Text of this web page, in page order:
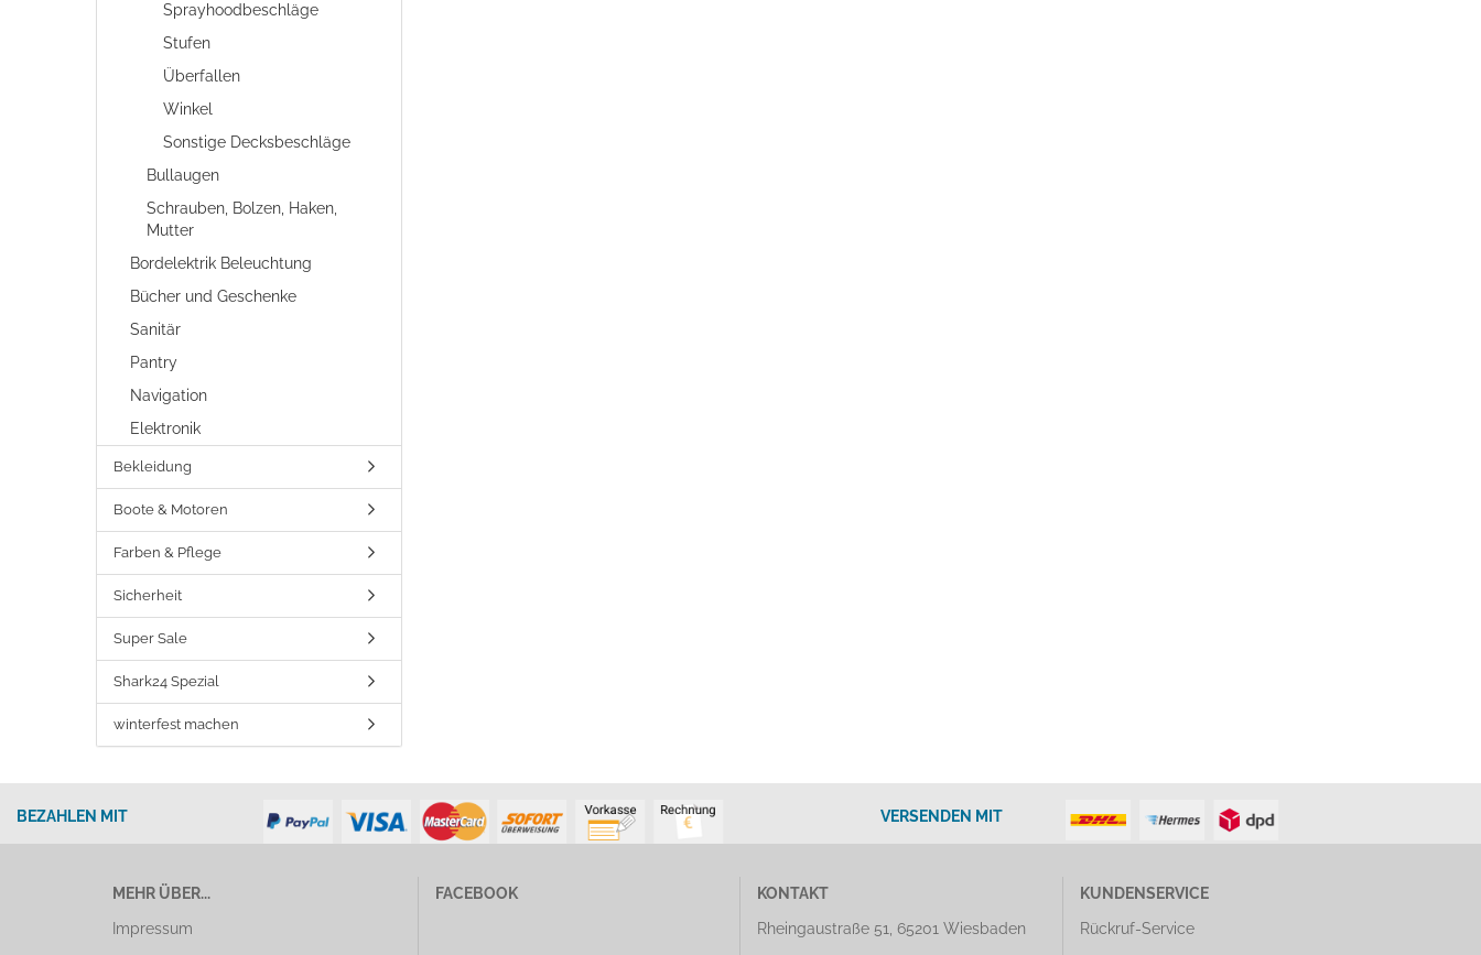
Sprayhoodbeschläge
Stufen
Überfallen
Winkel
Sonstige Decksbeschläge
Bullaugen
Schrauben, Bolzen, Haken,
Mutter
Bordelektrik Beleuchtung
Bücher und Geschenke
Sanitär
Pantry
Navigation
Elektronik
Bekleidung
Boote & Motoren
Farben & Pflege
Sicherheit
Super Sale
Shark24 Spezial
winterfest machen
BEZAHLEN MIT VERSENDEN MIT
MEHR ÜBER...
Impressum
FACEBOOK
KONTAKT
Rheingaustraße 51, 65201 Wiesbaden
KUNDENSERVICE
Rückruf-Service